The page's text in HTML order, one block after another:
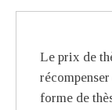
Le prix de
forme de